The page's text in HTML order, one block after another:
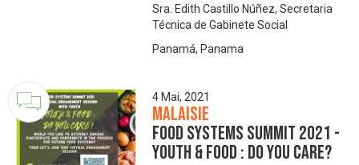
Sra. Edith Castillo Núñez, Secretaria
Técnica de Gabinete Social
Panamá, Panama
4 Mai, 2021
Malaisie
Food Systems Summit 2021 -
Youth & Food : Do You Care?